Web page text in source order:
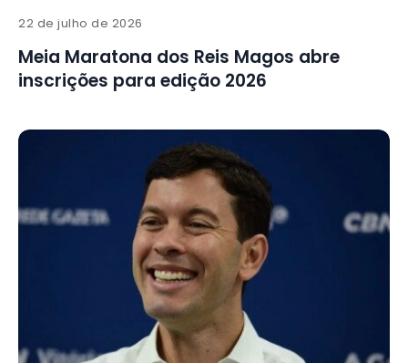
22 de julho de 2026
Meia Maratona dos Reis Magos abre
inscrições para edição 2026